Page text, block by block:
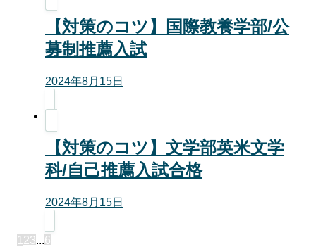
【対策のコツ】国際教養学部/公
募制推薦入試
2024年8月15日
【対策のコツ】文学部英米文学
科/自己推薦入試合格
2024年8月15日
1 23...6